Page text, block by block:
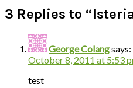
3 Replies to
George Colangsays:
October 8, 2011 at 5:53
test